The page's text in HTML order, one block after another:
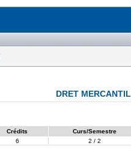
DRET MERCANTIL
Crédits Curs/Semestre
6 2 / 2